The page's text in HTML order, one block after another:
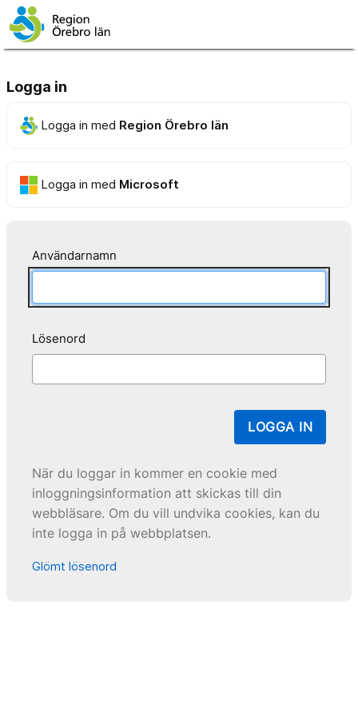
Logga in
Logga in med Region Örebro län
Logga in med Microsoft
Användarnamn
Lösenord
LOGGA IN
När du loggar in kommer en cookie med
inloggningsinformation att skickas till din
webbläsare. Om du vill undvika cookies, kan du
inte logga in på webbplatsen.
Glömt lösenord